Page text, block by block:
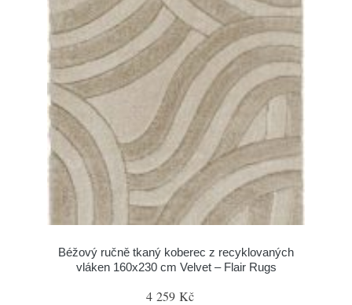
Béžový ručně tkaný koberec z recyklovaných
vláken 160x230 cm Velvet – Flair Rugs
4 259 Kč